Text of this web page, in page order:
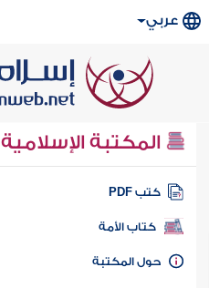
عربي
المكتبة الإسلامية
كتب PDF
كتاب الأمة